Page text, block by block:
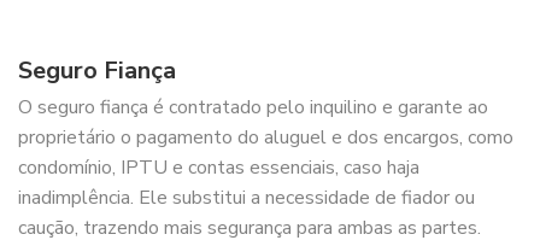
Seguro Fiança
O seguro fiança é contratado pelo inquilino e garante ao
proprietário o pagamento do aluguel e dos encargos, como
condomínio, IPTU e contas essenciais, caso haja
inadimplência. Ele substitui a necessidade de fiador ou
caução, trazendo mais segurança para ambas as partes.